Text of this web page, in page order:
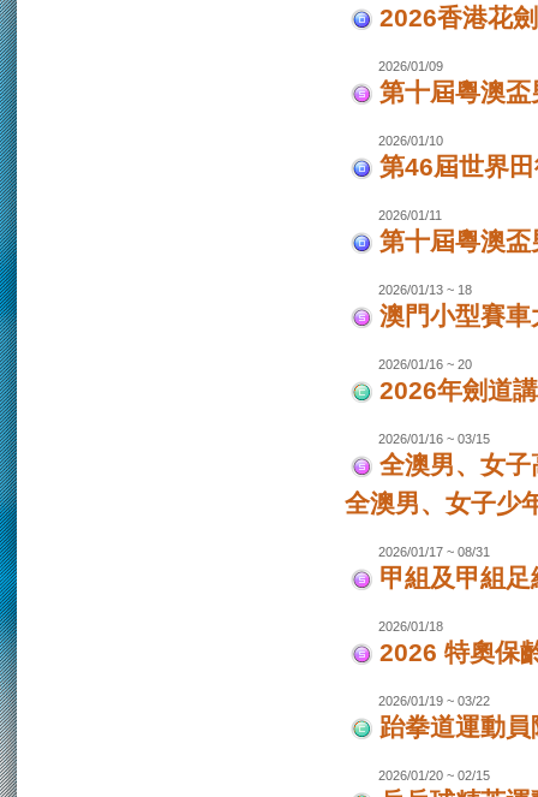
2026香港花
2026/01/09
第十屆粵澳
2026/01/10
第46屆世界
2026/01/11
第十屆粵澳
2026/01/13 ~ 18
澳門小型賽
2026/01/16 ~ 20
2026年劍道
2026/01/16 ~ 03/15
全澳男、女
全澳男、女子少
2026/01/17 ~ 08/31
甲組及甲組
2026/01/18
2026 特奧保
2026/01/19 ~ 03/22
跆拳道運動
2026/01/20 ~ 02/15